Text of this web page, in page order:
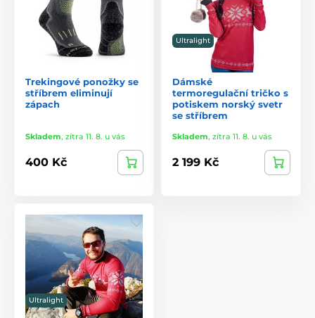
Trekingové ponožky se
stříbrem eliminují
zápach
Skladem, zítra 11. 8. u vás
400 Kč
Ultralight
Dámské
termoregulační tričko s
potiskem norský svetr
se stříbrem
Skladem, zítra 11. 8. u vás
2 199 Kč
Ultralight